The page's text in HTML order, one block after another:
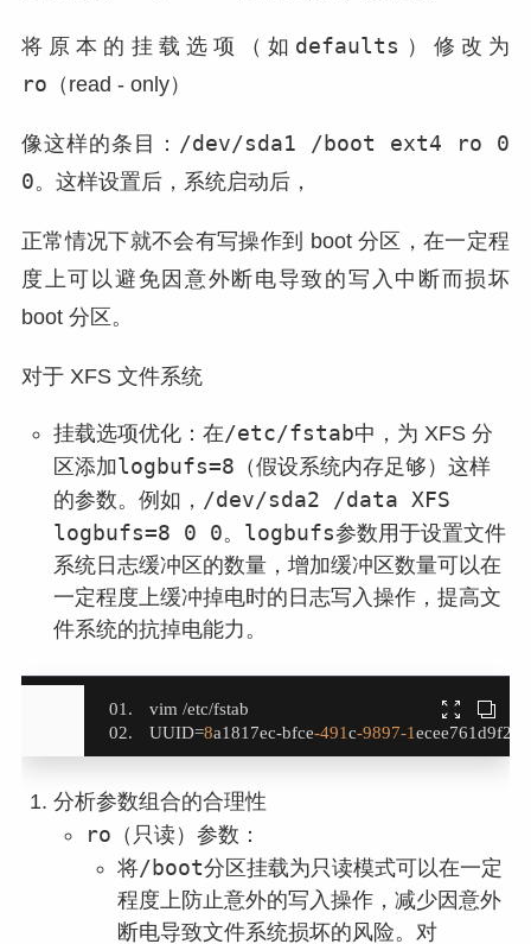
将原本的挂载选项（如 defaults ）修改为
ro （read - only）
像这样的条目： /dev/sda1 /boot ext4 ro 0
0。这样设置后，系统启动后，
正常情况下就不会有写操作到 boot 分区，在一定程
度上可以避免因意外断电导致的写入中断而损坏
boot 分区。
对于 XFS 文件系统
挂载选项优化：在/etc/fstab中，为 XFS 分
区添加logbufs=8 （假设系统内存足够）这样
的参数。例如， /dev/sda2 /data XFS
logbufs=8 0 0。 logbufs参数用于设置文件
系统日志缓冲区的数量，增加缓冲区数量可以在
一定程度上缓冲掉电时的日志写入操作，提高文
件系统的抗掉电能力。
UUID=8a1817ec-bfce-491c-9897-1ecee761d9f2
 
分析参数组合的合理性
ro （只读）参数：
将/boot分区挂载为只读模式可以在一定
程度上防止意外的写入操作，减少因意外
断电导致文件系统损坏的风险。对